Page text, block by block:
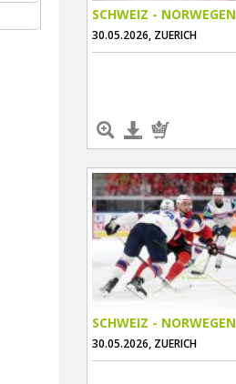
SCHWEIZ - NORWEGEN
30.05.2026, ZUERICH
SCHWEIZ - NORWEGEN
30.05.2026, ZUERICH